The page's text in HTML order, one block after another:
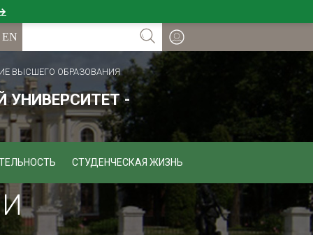
ВЫСШЕГО ОБРАЗОВАНИЯ
УНИВЕРСИТЕТ -
СТУДЕНЧЕСКАЯ ЖИЗНЬ